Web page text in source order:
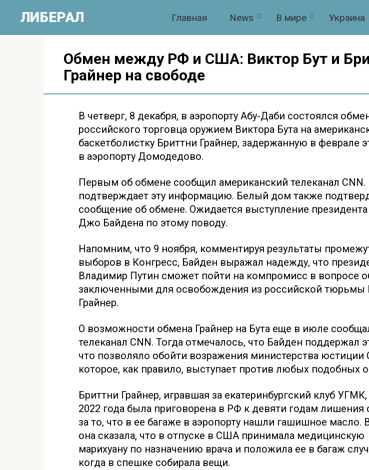
контенту
ЛИБЕРАЛ Главная News В мире Украина
Обмен между РФ и США: Виктор Бут и
Грайнер на свободе
В четверг, 8 декабря, в аэропорту Абу-Даби состоялся
российского торговца оружием Виктора Бута на
баскетболистку Бриттни Грайнер, задержанную в феврале
в аэропорту Домодедово.
Первым об обмене сообщил американский телеканал
подтверждает эту информацию. Белый дом также
сообщение об обмене. Ожидается выступление
Джо Байдена по этому поводу.
Напомним, что 9 ноября, комментируя результаты
выборов в Конгресс, Байден выражал надежду, что
Владимир Путин сможет пойти на компромисс в вопросе
заключенными для освобождения из российской тюрьмы
Грайнер.
О возможности обмена Грайнер на Бута еще в июле
телеканал CNN. Тогда отмечалось, что Байден поддержал
что позволяло обойти возражения министерства
которое, как правило, выступает против любых подобных
Бриттни Грайнер, игравшая за екатеринбургский клуб УГМК,
2022 года была приговорена в РФ к девяти годам лишения
за то, что в ее багаже в аэропорту нашли гашишное масло.
она сказала, что в отпуске в США принимала медицинскую
марихуану по назначению врача и положила ее в багаж
когда в спешке собирала вещи.